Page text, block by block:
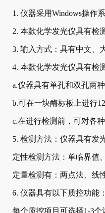
1. 仪器采用Windows操作系
2. 本款化学发光仪具有检
3. 输入方式：具有中文、大
4. 本款化学发光仪具有检测
a.仪器具有单孔和双孔两种
b.可在一块酶标板上进行12
c.在进行检测前，可对各种
5. 检测方法：仪器具有发光
定性检测方法：单临界值、
定量检测有：两点法、线性
6. 仪器具有以下质控功能：
每个质控项目可选择1-3个